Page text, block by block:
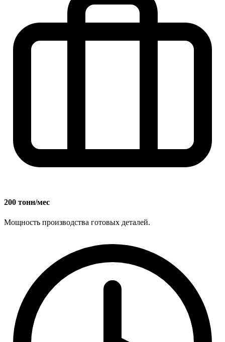
200 тонн/мес
Мощность производства готовых деталей.